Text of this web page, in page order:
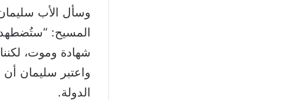
وسأل الأب
المسيح:
شهادة وموت،
واعتبر سليمان
الدولة.